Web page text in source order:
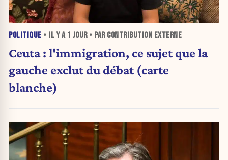
POLITIQUE • IL Y A 1 JOUR• PAR CONTRIBUTION EXTERNE
Ceuta : l'immigration, ce sujet que la
gauche exclut du débat (carte
blanche)